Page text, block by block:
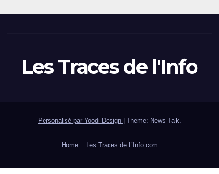
Les Traces de l'Info
Personalisé par Yoodi Design Theme: News Talk.
Home Les Traces de L’Info.com